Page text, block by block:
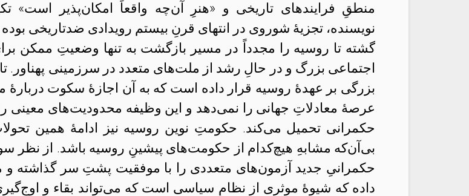
منطقِ فرایندهای تاریخی و «هنرِ آن‌چه واقعاً امکان‌پذیر است»
نویسنده، تجزیهٔ شوروی در انتهای قرنِ بیستم رویدادی ضدتاریخی
گشته تا روسیه را مجدداً در مسیر بازگشت به تنها وضعیتِ ممکن
اجتماعی بزرگ و در حالِ رشد از ملت‌های متعدد در سرزمینی پهناور.
بزرگی بر عهدهٔ روسیه قرار داده است که به آن اجازهٔ سکوت دربارهٔ
عرصهٔ معادلاتِ جهانی را نمی‌دهد و این وظیفه محدودیت‌های معینی
حکمرانی تحمیل می‌کند. حکومتِ نوین روسیه نیز ادامهٔ همین
بی‌آن‌که مشابهِ هیچ‌کدام از حکومت‌های پیشینِ روسیه باشد. از نظر
حکمرانیِ جدید آزمون‌های متعددی را با موفقیت پشتِ سر گذاشته و
داده که شیوهٔ موثری از نظامِ سیاسی است که می‌تواند بقاء و